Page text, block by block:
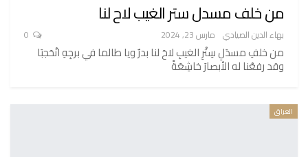
من خلف مسدل ستر الغيب لاح لنا
بهاء الدين الصيادي مارس 23, 2024
من خلفِ مسدَلِ سِتْرِ الغيبِ لاحَ لنا بدرٌ ويا طالما في برجِهِ انْحَجبَا
وقد رفعْنا له الأبصارَ خاشِعَةً
العراق